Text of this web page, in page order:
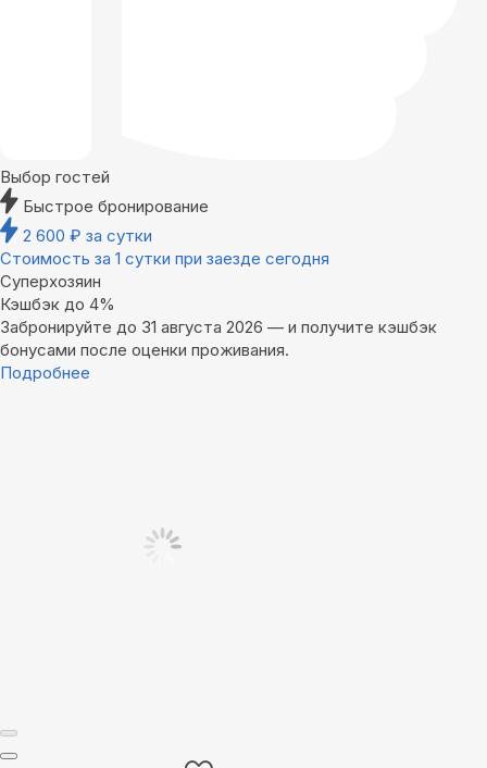
Выбор гостей
Быстрое бронирование
2 600 ₽ за сутки
Стоимость за 1 сутки при заезде сегодня
Суперхозяин
Кэшбэк до 4%
Забронируйте до 31 августа 2026 — и получите кэшбэк
бонусами после оценки проживания.
Подробнее